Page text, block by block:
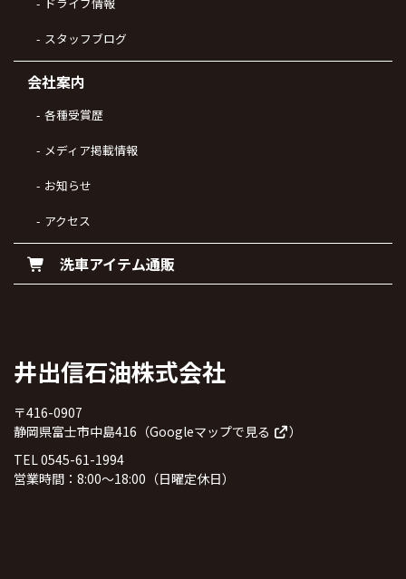
スタッフブログ
会社案内
各種受賞歴
メディア掲載情報
お知らせ
アクセス
洗車アイテム通販
井出信石油株式会社
〒416-0907
静岡県富士市中島416（Googleマップで見る
）
TEL 0545-61-1994
営業時間：8:00～18:00（日曜定休日）